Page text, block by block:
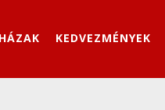
KEDVEZMÉNYEK